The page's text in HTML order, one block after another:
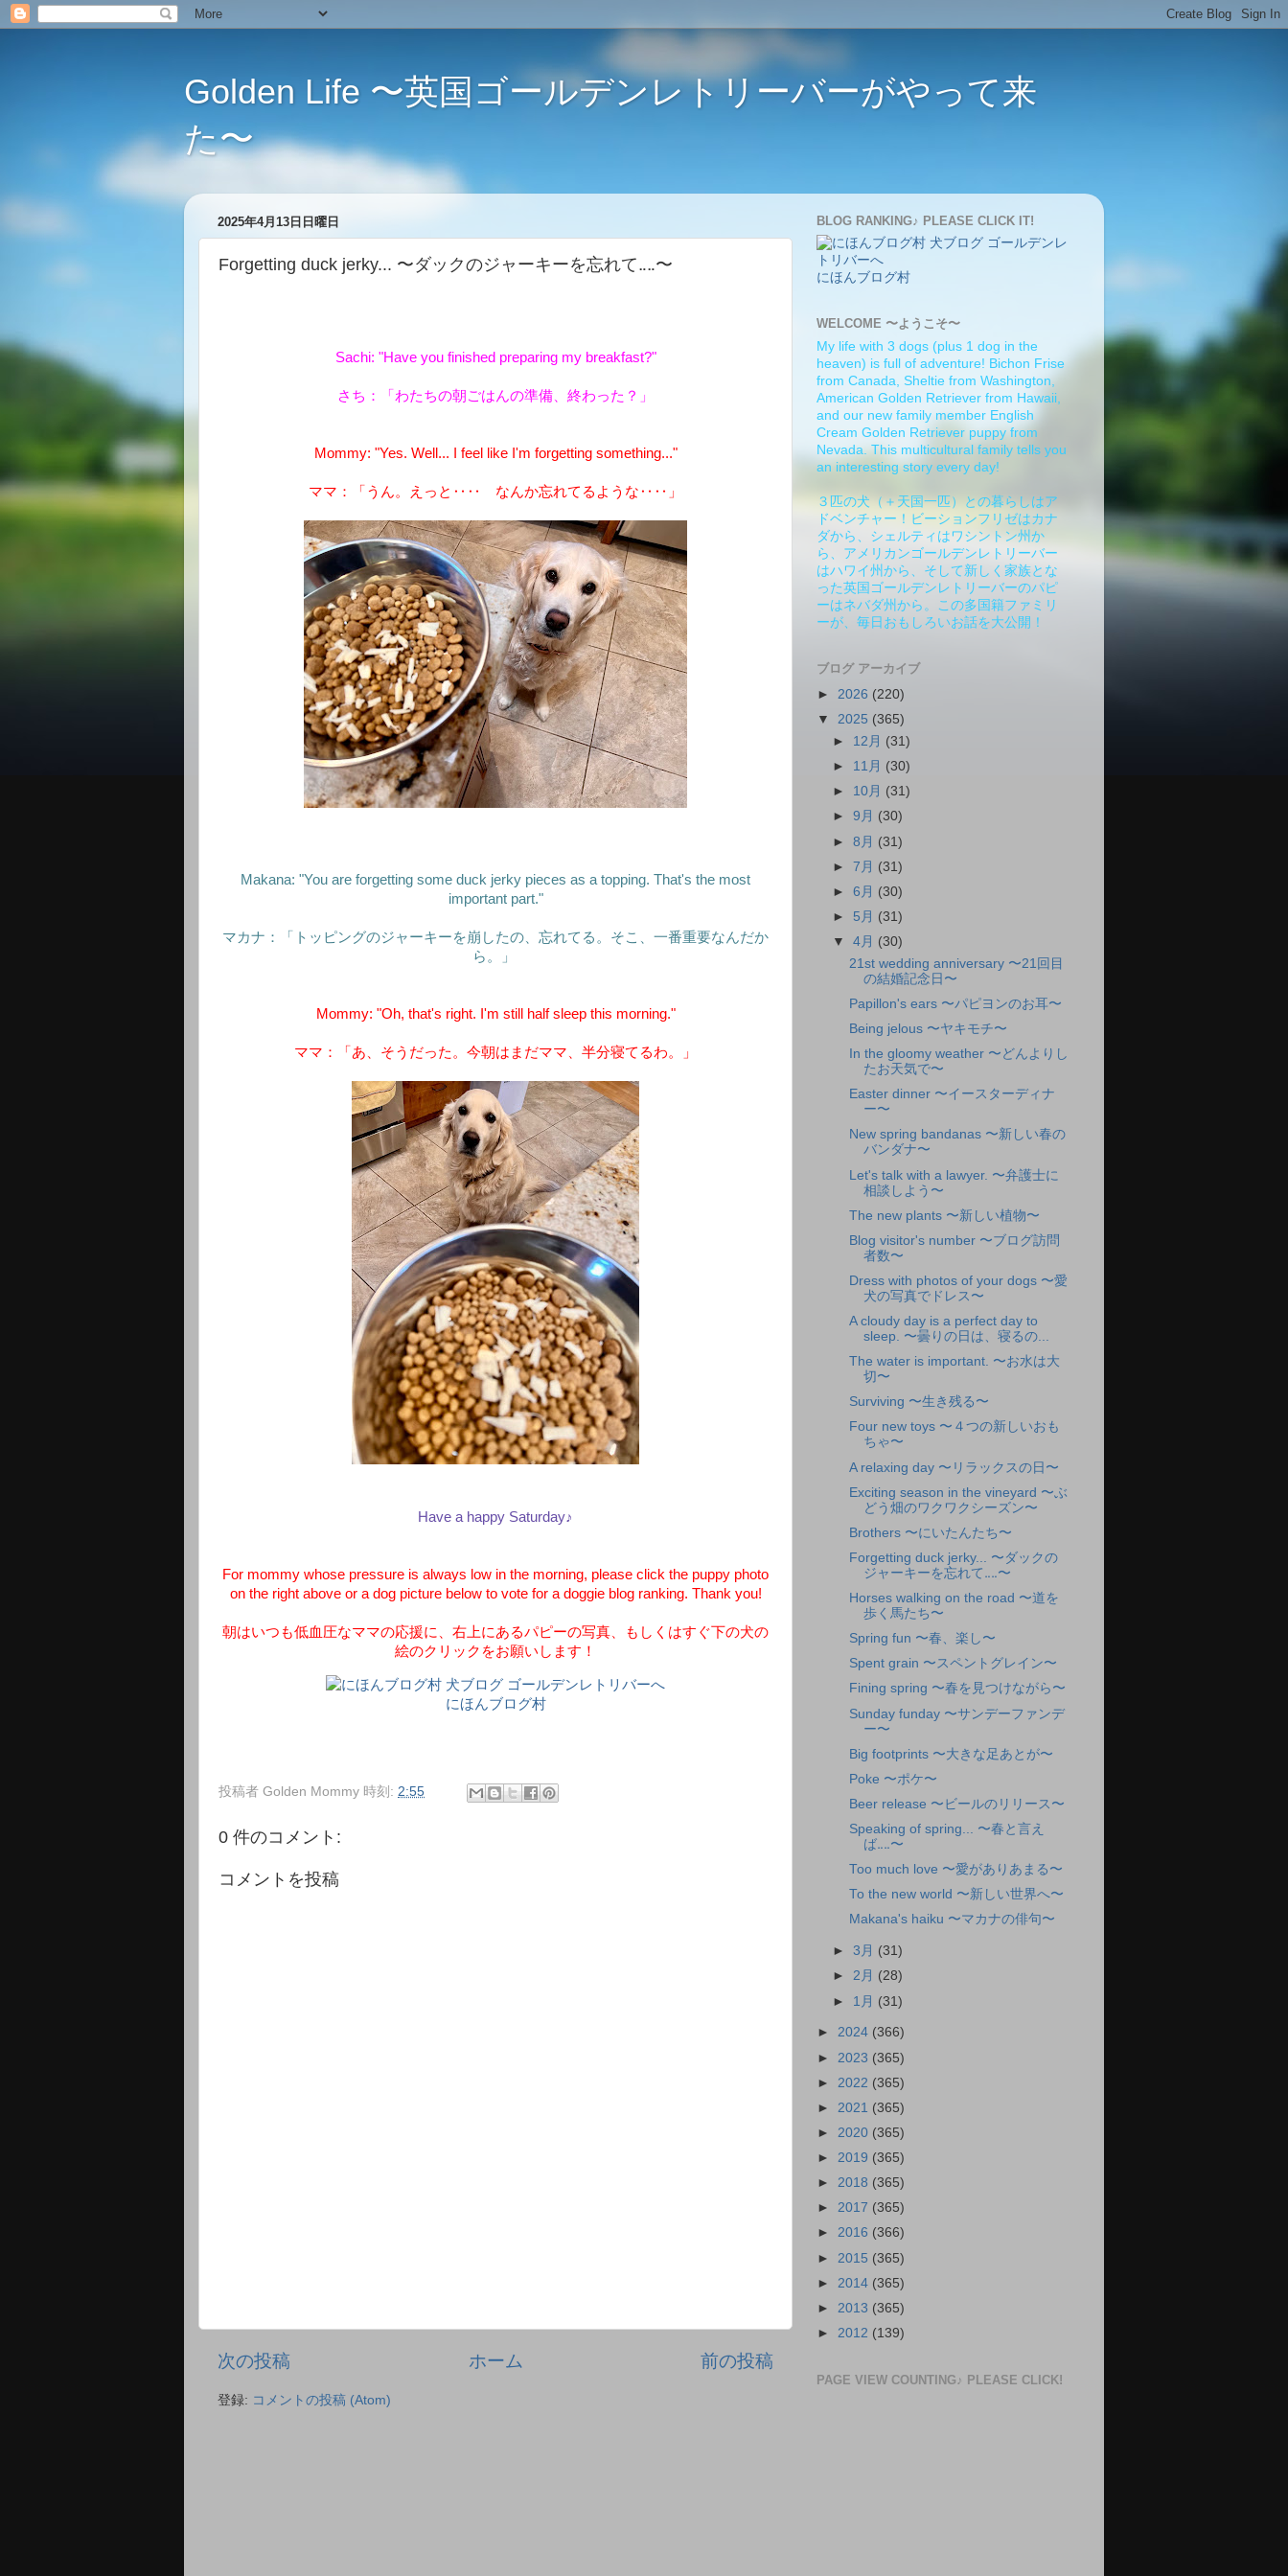
Golden Life 〜英国ゴールデンレトリーバーがやって来
た〜
2025年4月13日日曜日
Forgetting duck jerky... 〜ダックのジャーキーを忘れて‥‥〜
Sachi: "Have you finished preparing my breakfast?"
さち：「わたちの朝ごはんの準備、終わった？」
Mommy: "Yes. Well... I feel like I'm forgetting something..."
ママ：「うん。えっと‥‥ なんか忘れてるような‥‥」
Makana: "You are forgetting some duck jerky pieces as a topping. That's the most
important part."
マカナ：「トッピングのジャーキーを崩したの、忘れてる。そこ、一番重要なんだか
ら。」
Mommy: "Oh, that's right. I'm still half sleep this morning."
ママ：「あ、そうだった。今朝はまだママ、半分寝てるわ。」
Have a happy Saturday♪
For mommy whose pressure is always low in the morning, please click the puppy photo
on the right above or a dog picture below to vote for a doggie blog ranking. Thank you!
朝はいつも低血圧なママの応援に、右上にあるパピーの写真、もしくはすぐ下の犬の
絵のクリックをお願いします！
にほんブログ村
投稿者 Golden Mommy 時刻: 2:55
0 件のコメント:
コメントを投稿
次の投稿 前の投稿
ホーム
登録: コメントの投稿 (Atom)
BLOG RANKING♪ PLEASE CLICK IT!
にほんブログ村
WELCOME 〜ようこそ〜
My life with 3 dogs (plus 1 dog in the
heaven) is full of adventure! Bichon Frise
from Canada, Sheltie from Washington,
American Golden Retriever from Hawaii,
and our new family member English
Cream Golden Retriever puppy from
Nevada. This multicultural family tells you
an interesting story every day!
３匹の犬（＋天国一匹）との暮らしはア
ドベンチャー！ビーションフリゼはカナ
ダから、シェルティはワシントン州か
ら、アメリカンゴールデンレトリーバー
はハワイ州から、そして新しく家族とな
った英国ゴールデンレトリーバーのパピ
ーはネバダ州から。この多国籍ファミリ
ーが、毎日おもしろいお話を大公開！
ブログ アーカイブ
► 2026 (220)
▼ 2025 (365)
► 12月 (31)
► 11月 (30)
► 10月 (31)
►9月 (30)
►8月 (31)
►7月 (31)
►6月 (30)
► 5月 (31)
▼4月 (30)
21st wedding anniversary 〜21回目
の結婚記念日〜
Papillon's ears 〜パピヨンのお耳〜
Being jelous 〜ヤキモチ〜
In the gloomy weather 〜どんよりし
たお天気で〜
Easter dinner 〜イースターディナ
ー〜
New spring bandanas 〜新しい春の
バンダナ〜
Let's talk with a lawyer. 〜弁護士に
相談しよう〜
The new plants 〜新しい植物〜
Blog visitor's number 〜ブログ訪問
者数〜
Dress with photos of your dogs 〜愛
犬の写真でドレス〜
A cloudy day is a perfect day to
sleep. 〜曇りの日は、寝るの...
The water is important. 〜お水は大
切〜
Surviving 〜生き残る〜
Four new toys 〜４つの新しいおも
ちゃ〜
A relaxing day 〜リラックスの日〜
Exciting season in the vineyard 〜ぶ
どう畑のワクワクシーズン〜
Brothers 〜にいたんたち〜
Forgetting duck jerky... 〜ダックの
ジャーキーを忘れて‥‥〜
Horses walking on the road 〜道を
歩く馬たち〜
Spring fun 〜春、楽し〜
Spent grain 〜スペントグレイン〜
Fining spring 〜春を見つけながら〜
Sunday funday 〜サンデーファンデ
ー〜
Big footprints 〜大きな足あとが〜
Poke 〜ポケ〜
Beer release 〜ビールのリリース〜
Speaking of spring... 〜春と言え
ば‥‥〜
Too much love 〜愛がありあまる〜
To the new world 〜新しい世界へ〜
Makana's haiku 〜マカナの俳句〜
►3月 (31)
►2月 (28)
► 1月 (31)
► 2024 (366)
► 2023 (365)
► 2022 (365)
► 2021 (365)
► 2020 (365)
► 2019 (365)
► 2018 (365)
► 2017 (365)
► 2016 (366)
► 2015 (365)
► 2014 (365)
► 2013 (365)
► 2012 (139)
PAGE VIEW COUNTING♪ PLEASE CLICK!